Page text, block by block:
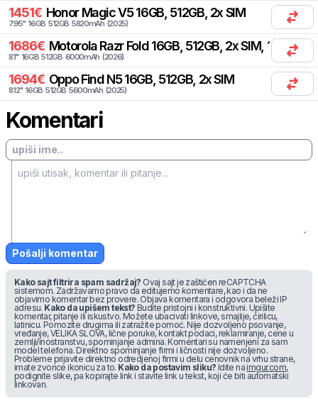
1451€ Honor Magic V5 16GB, 512GB, 2x SIM
7.95" 16GB 512GB 5820mAh (2025)
1686€ MotorolaRazr Fold 16GB, 512GB, 2x SIM, 1x eSIM
8.1" 16GB 512GB 6000mAh (2026)
1694€ Oppo Find N5 16GB, 512GB, 2x SIM
8.12" 16GB 512GB 5600mAh (2025)
Komentari
Pošalji komentar
Kako sajt filtrira spam sadržaj? Ovaj sajt je zaštićen reCAPTCHA
sistemom. Zadržavamo pravo da editujemo komentare, kao i da ne
objavimo komentar bez provere. Objava komentara i odgovora beleži IP
adresu. Kako da upišem tekst? Budite pristojni i konstruktivni. Upišite
komentar, pitanje ili iskustvo. Možete ubacivati linkove, smajlije, ćirilicu,
latinicu. Pomozite drugima ili zatražite pomoć. Nije dozvoljeno psovanje,
vređanje, VELIKA SLOVA, lične poruke, kontakt podaci, reklamiranje, cene u
zemlji/inostranstvu, spominjanje admina. Komentari su namenjeni za sam
model telefona. Direktno spominjanje firmi i ličnosti nije dozvoljeno.
Probleme prijavite direktno odredjenoj firmi u delu cenovnik na vrhu strane,
imate zvonce ikonicu za to. Kako da postavim sliku? Idite na imgur.com,
podignite slike, pa kopirajte link i stavite link u tekst, koji će biti automatski
linkovan.